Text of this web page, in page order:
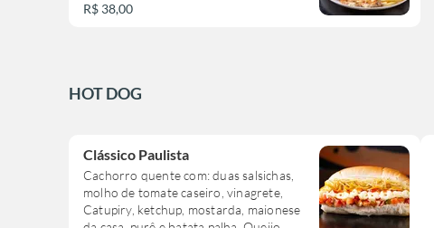
R$ 38,00
HOT DOG
Clássico Paulista
Cachorro quente com: duas salsichas,
molho de tomate caseiro, vinagrete,
Catupiry, ketchup, mostarda, maionese